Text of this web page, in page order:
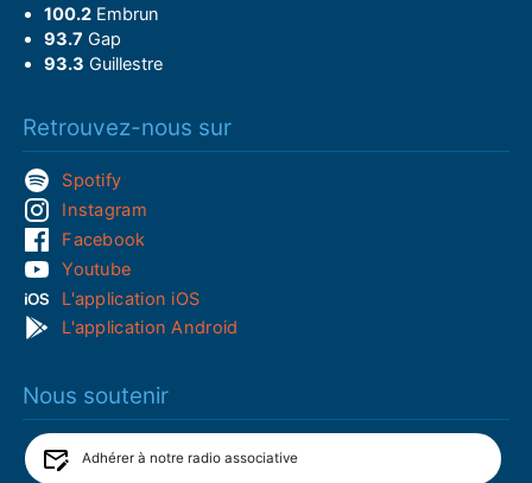
100.2Embrun
93.7 Gap
93.3 Guillestre
Retrouvez-nous sur
Spotify
Instagram
Facebook
Youtube
L'application iOS
L'application Android
Nous soutenir
Adhérer à notre radio associative